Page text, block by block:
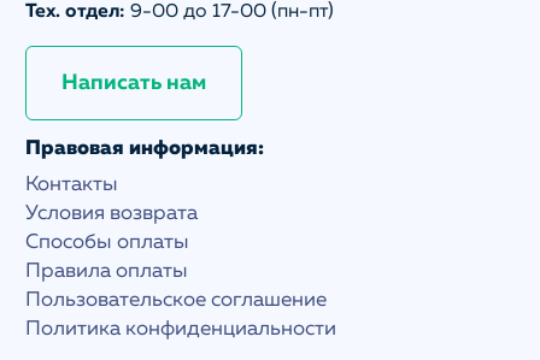
Тех. отдел: 9-00 до 17-00 (пн-пт)
Написать нам
Правовая информация:
Контакты
Условия возврата
Способы оплаты
Правила оплаты
Пользовательское соглашение
Политика конфиденциальности